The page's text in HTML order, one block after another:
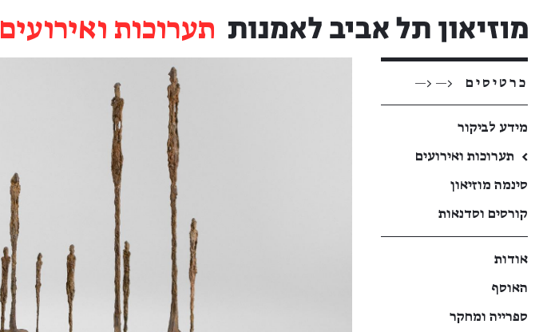
תערוכות ואירועים
כרטיסים <— <—
מידע לביקור
←
תערוכות ואירועים
סינמה מוזיאון
קורסים וסדנאות
אודות
האוסף
ספרייה ומחקר